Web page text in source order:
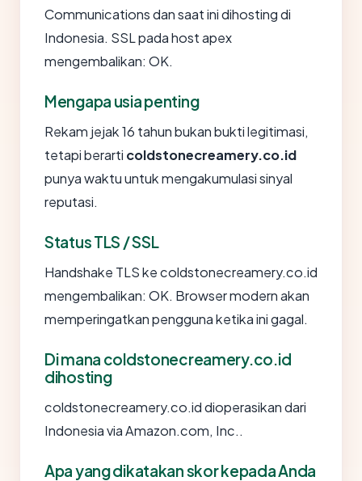
Communications dan saat ini dihosting di
Indonesia. SSL pada host apex
mengembalikan: OK.
Mengapa usia penting
Rekam jejak 16 tahun bukan bukti legitimasi,
tetapi berarti coldstonecreamery.co.id
punya waktu untuk mengakumulasi sinyal
reputasi.
Status TLS / SSL
Handshake TLS ke coldstonecreamery.co.id
mengembalikan: OK. Browser modern akan
memperingatkan pengguna ketika ini gagal.
Di mana coldstonecreamery.co.id
dihosting
coldstonecreamery.co.id dioperasikan dari
Indonesia via Amazon.com, Inc..
Apa yang dikatakan skor kepada Anda